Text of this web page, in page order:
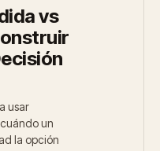
vs
usar
un
la opción